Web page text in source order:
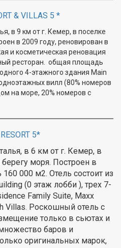
& VILLAS 5 *
в 9 км от г. Кемер, в поселке
в 2009 году, реновирован в
и косметическая реновация
ресторан. общая площадь
4-этажного здания Main
вилл (80% номеров
на море, 20% номеров с
5*
в 6 км от г. Кемер, в
моря. Построен в
000 м2. Отель состоит из
(0 этаж лобби ), трех 7-
Family Suite, Maxx
Villas. Роскошный отель с
только в сьютах и
баров и
оригинальных марок,